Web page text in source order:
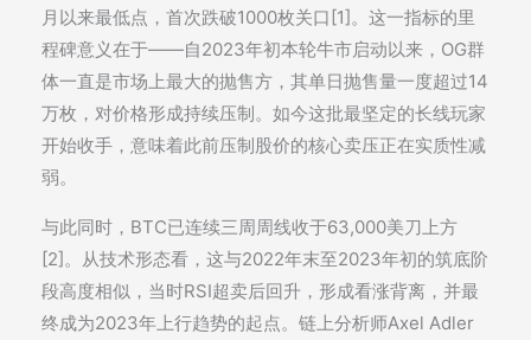
月以来最低点，首次跌破1000枚关口[1]。这一指标的里
程碑意义在于——自2023年初本轮牛市启动以来，OG群
体一直是市场上最大的抛售方，其单日抛售量一度超过14
万枚，对价格形成持续压制。如今这批最坚定的长线玩家
开始收手，意味着此前压制股价的核心卖压正在实质性减
弱。
与此同时，BTC已连续三周周线收于63,000美刀上方
[2]。从技术形态看，这与2022年末至2023年初的筑底阶
段高度相似，当时RSI超卖后回升，形成看涨背离，并最
终成为2023年上行趋势的起点。链上分析师Axel Adler